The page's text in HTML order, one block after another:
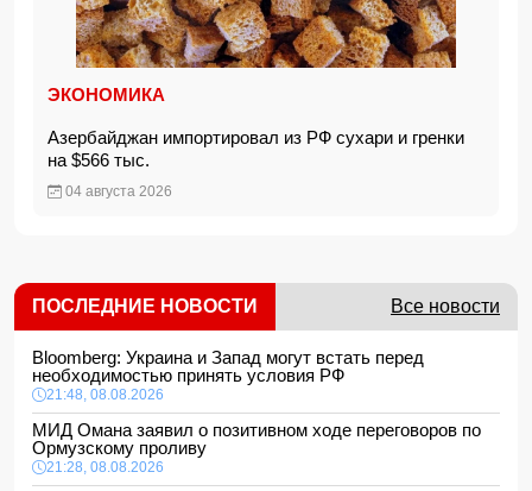
ЭКОНОМИКА
Азербайджан импортировал из РФ сухари и гренки
на $566 тыс.
04 августа 2026
ПОСЛЕДНИЕ НОВОСТИ Все новости
Bloomberg: Украина и Запад могут встать перед
необходимостью принять условия РФ
21:48, 08.08.2026
МИД Омана заявил о позитивном ходе переговоров по
Ормузскому проливу
21:28, 08.08.2026